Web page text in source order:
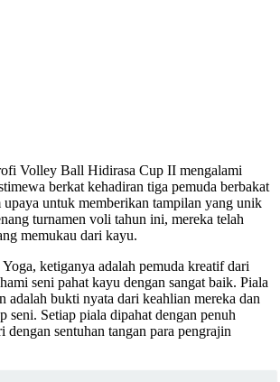
Volley Ball Hidirasa Cup II mengalami
berkat kehadiran tiga pemuda berbakat
untuk memberikan tampilan yang unik
turnamen voli tahun ini, mereka telah
memukau dari kayu.
ketiganya adalah pemuda kreatif dari
seni pahat kayu dengan sangat baik. Piala
adalah bukti nyata dari keahlian mereka dan
seni. Setiap piala dipahat dengan penuh
sentuhan tangan para pengrajin